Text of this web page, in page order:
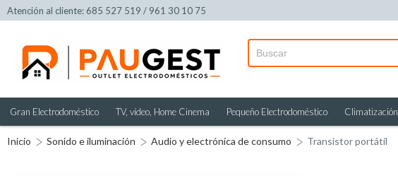
Atención al cliente: 685 527 519 / 961 30 10 75
Gran Electrodoméstico TV, vídeo, Home Cinema Pequeño Electrodoméstico Climatización
Inicio Sonido e iluminación Audio y electrónica de consumo Transistor portátil